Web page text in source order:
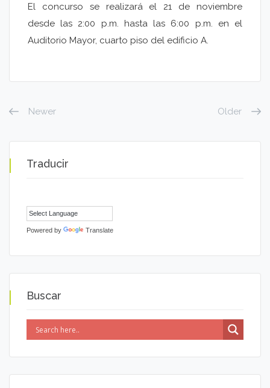
El concurso se realizará el 21 de noviembre
desde las 2:00 p.m. hasta las 6:00 p.m. en el
Auditorio Mayor, cuarto piso del edificio A.
Newer Older
Traducir
Powered by Translate
Buscar